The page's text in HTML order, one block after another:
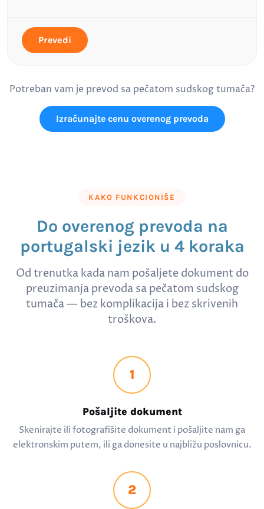
Prevedi
Potreban vam je prevod sa pečatom sudskog tumača?
Izračunajte cenu overenog prevoda
KAKO FUNKCIONIŠE
Do overenog prevoda na
portugalski jezik u 4 koraka
Od trenutka kada nam pošaljete dokument do
preuzimanja prevoda sa pečatom sudskog
tumača — bez komplikacija i bez skrivenih
troškova.
1
Pošaljite dokument
Skenirajte ili fotografišite dokument i pošaljite nam ga
elektronskim putem, ili ga donesite u najbližu poslovnicu.
2